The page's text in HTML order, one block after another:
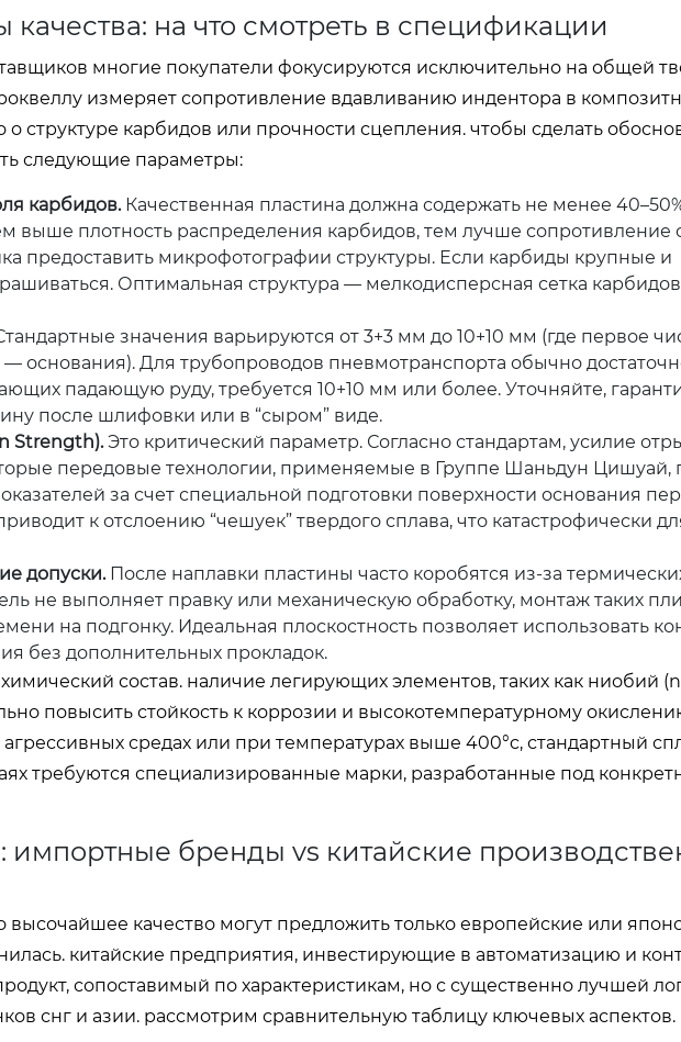
на что смотреть в спецификации
многие покупатели фокусируются исключительно на общей
измеряет сопротивление вдавливанию индентора в
о структуре карбидов или прочности сцепления. чтобы сделать
следующие параметры:
карбидов.Качественная пластина должна содержать не менее
выше плотность распределения карбидов, тем лучше сопротивление
предоставить микрофотографии структуры. Если карбиды крупные и
Оптимальная структура — мелкодисперсная сетка
значения варьируются от 3+3 мм до 10+10 мм (где первое
— основания). Для трубопроводов пневмотранспорта обычно
падающую руду, требуется 10+10 мм или более. Уточняйте,
после шлифовки или в “сыром” виде.
Strength).Это критический параметр. Согласно стандартам, усилие
передовые технологии, применяемые в Группе Шаньдун Цишуай,
за счет специальной подготовки поверхности основания
к отслоению “чешуек” твердого сплава, что катастрофически
допуски.После наплавки пластины часто коробятся из-за
не выполняет правку или механическую обработку, монтаж таких
на подгонку. Идеальная плоскостность позволяет использовать
без дополнительных прокладок.
состав. наличие легирующих элементов, таких как ниобий
повысить стойкость к коррозии и высокотемпературному
средах или при температурах выше 400°c, стандартный
требуются специализированные марки, разработанные под
бренды vs китайские
высочайшее качество могут предложить только европейские или
китайские предприятия, инвестирующие в автоматизацию и
сопоставимый по характеристикам, но с существенно лучшей
снг и азии. рассмотрим сравнительную таблицу ключевых аспектов.